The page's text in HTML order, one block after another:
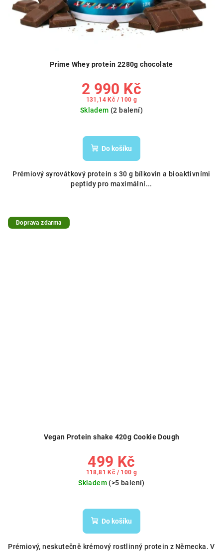
Prime Whey protein 2280g chocolate
2 990 Kč
Měrná
131,14 Kč / 100 g
Skladem (2 balení)
Do košíku
Prémiový syrovátkový protein s 30 g bílkovin a bioaktivními
peptidy pro maximální...
Doprava zdarma
Vegan Protein shake 420g Cookie Dough
499 Kč
Měrná
118,81 Kč / 100 g
Skladem (>5 balení)
Do košíku
Prémiový, neskutečně krémový rostlinný protein z Německa. V